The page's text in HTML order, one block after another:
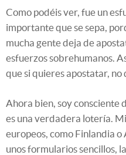
Como podéis ver, fue un
importante que se sepa,
mucha gente deja de
esfuerzos sobrehumanos.
que si quieres apostatar, no
Ahora bien, soy consciente
es una verdadera lotería.
europeos, como Finlandia
unos formularios sencillos,